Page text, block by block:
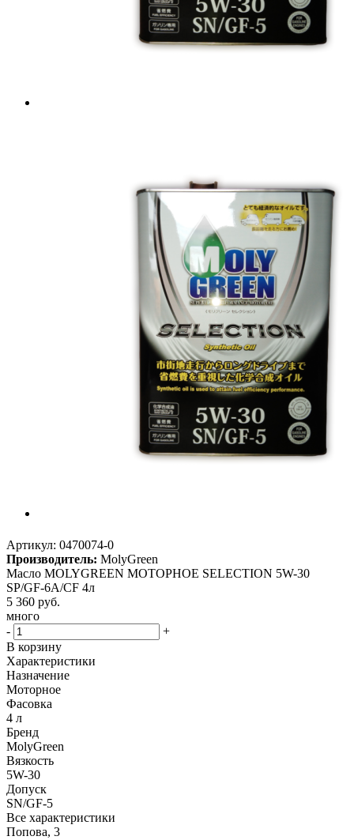
Артикул: 0470074-0
Производитель: MolyGreen
Масло MOLYGREEN МОТОРНОЕ SELECTION 5W-30
SP/GF-6A/CF 4л
5 360 руб.
много
-
+
В корзину
Характеристики
Назначение
Моторное
Фасовка
4 л
Бренд
MolyGreen
Вязкость
5W-30
Допуск
SN/GF-5
Все характеристики
Попова, 3